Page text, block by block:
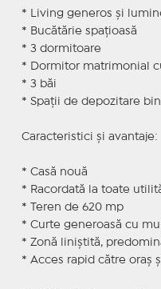
* Living generos și
* Bucătărie spațioasă
* 3 dormitoare
* Dormitor matrimonial
* 3 băi
* Spații de depozitare
Caracteristici și avantaje:
* Casă nouă
* Racordată la toate
* Teren de 620 mp
* Curte generoasă cu
* Zonă liniștită,
* Acces rapid către oraș